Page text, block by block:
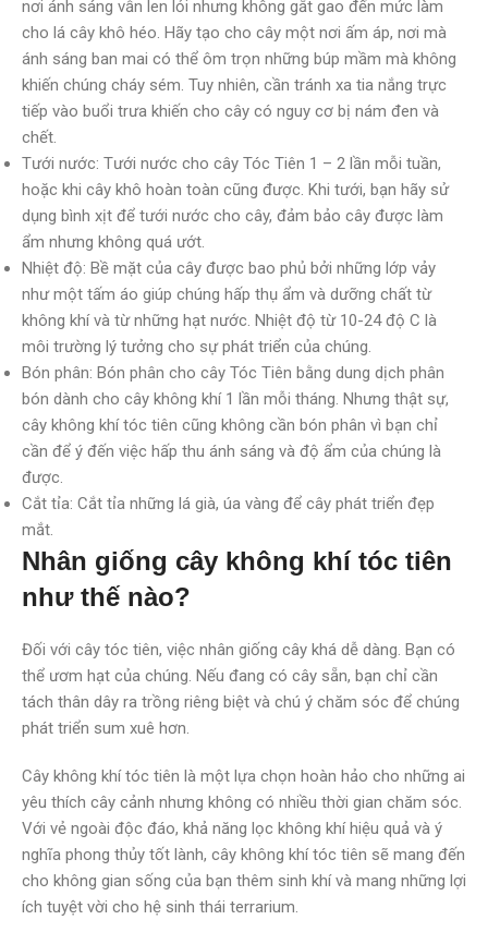
nơi ánh sáng vẫn len lỏi nhưng không gắt gao đến mức làm
cho lá cây khô héo. Hãy tạo cho cây một nơi ấm áp, nơi mà
ánh sáng ban mai có thể ôm trọn những búp mầm mà không
khiến chúng cháy sém. Tuy nhiên, cần tránh xa tia nắng trực
tiếp vào buổi trưa khiến cho cây có nguy cơ bị nám đen và
chết.
Tưới nước: Tưới nước cho cây Tóc Tiên 1 – 2 lần mỗi tuần,
hoặc khi cây khô hoàn toàn cũng được. Khi tưới, bạn hãy sử
dụng bình xịt để tưới nước cho cây, đảm bảo cây được làm
ẩm nhưng không quá ướt.
Nhiệt độ: Bề mặt của cây được bao phủ bởi những lớp vảy
như một tấm áo giúp chúng hấp thụ ẩm và dưỡng chất từ
không khí và từ những hạt nước. Nhiệt độ từ 10-24 độ C là
môi trường lý tưởng cho sự phát triển của chúng.
Bón phân: Bón phân cho cây Tóc Tiên bằng dung dịch phân
bón dành cho cây không khí 1 lần mỗi tháng. Nhưng thật sự,
cây không khí tóc tiên cũng không cần bón phân vì bạn chỉ
cần để ý đến việc hấp thu ánh sáng và độ ẩm của chúng là
được.
Cắt tỉa: Cắt tỉa những lá già, úa vàng để cây phát triển đẹp
mắt.
Nhân giống cây không khí tóc tiên
như thế nào?
Đối với cây tóc tiên, việc nhân giống cây khá dễ dàng. Bạn có
thể ươm hạt của chúng. Nếu đang có cây sẵn, bạn chỉ cần
tách thân dây ra trồng riêng biệt và chú ý chăm sóc để chúng
phát triển sum xuê hơn.
Cây không khí tóc tiên là một lựa chọn hoàn hảo cho những ai
yêu thích cây cảnh nhưng không có nhiều thời gian chăm sóc.
Với vẻ ngoài độc đáo, khả năng lọc không khí hiệu quả và ý
nghĩa phong thủy tốt lành, cây không khí tóc tiên sẽ mang đến
cho không gian sống của bạn thêm sinh khí và mang những lợi
ích tuyệt vời cho hệ sinh thái terrarium.